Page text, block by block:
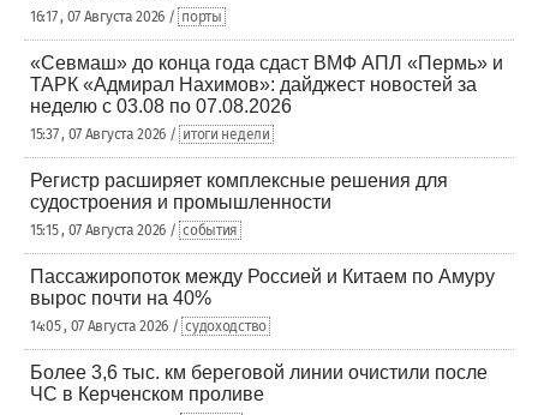
16:17 , 07 Августа 2026 / порты
«Севмаш» до конца года сдаст ВМФ АПЛ «Пермь» и
ТАРК «Адмирал Нахимов»: дайджест новостей за
неделю с 03.08 по 07.08.2026
15:37 , 07 Августа 2026 / итоги недели
Регистр расширяет комплексные решения для
судостроения и промышленности
15:15 , 07 Августа 2026 / события
Пассажиропоток между Россией и Китаем по Амуру
вырос почти на 40%
14:05 , 07 Августа 2026 / судоходство
Более 3,6 тыс. км береговой линии очистили после
ЧС в Керченском проливе